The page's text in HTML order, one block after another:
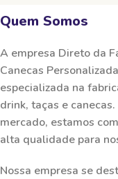
Quem Somos
A empresa Direto da
Canecas
especializada na
drink, taças e
mercado, estamos
alta qualidade para
Nossa empresa se